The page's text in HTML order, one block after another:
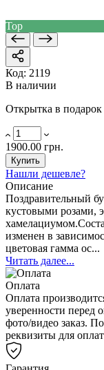
Top
Код: 2119
В наличии
Открытка в подарок
1900.00 грн.
Купить
Нашли дешевле?
Описание
Поздравительный
кустовыми розами,
изменен в
цветовая гамма ос...
Читать далее...
Оплата
Оплата
уверенности перед
фото/видео заказ.
реквизиты для